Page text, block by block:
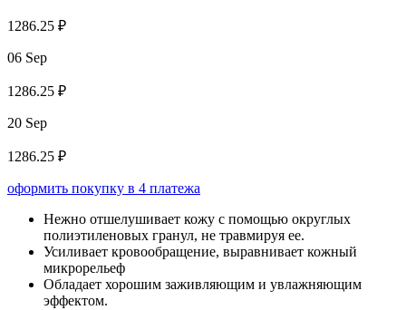
1286.25 ₽
06 Sep
1286.25 ₽
20 Sep
1286.25 ₽
оформить покупку в 4 платежа
Нежно отшелушивает кожу с помощью округлых
полиэтиленовых гранул, не травмируя ее.
Усиливает кровообращение, выравнивает кожный
микрорельеф
Обладает хорошим заживляющим и увлажняющим
эффектом.